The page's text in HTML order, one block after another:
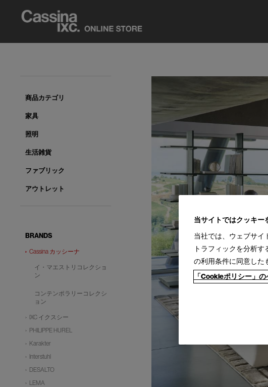
商品カテゴリ
家具
照明
生活雑貨
ファブリック
アウトレット
BRANDS
Cassina カッシーナ
イ・マエストリコレクショ
ン
コンテンポラリーコレクシ
ョン
IXC イクスシー
PHILIPPE HUREL
Karakter
Interstuhl
DESALTO
LEMA
当サイトではクッキー
当社では、ウェブサイ
トラフィックを分析
の利用条件に同意した
「Cookieポリシー」